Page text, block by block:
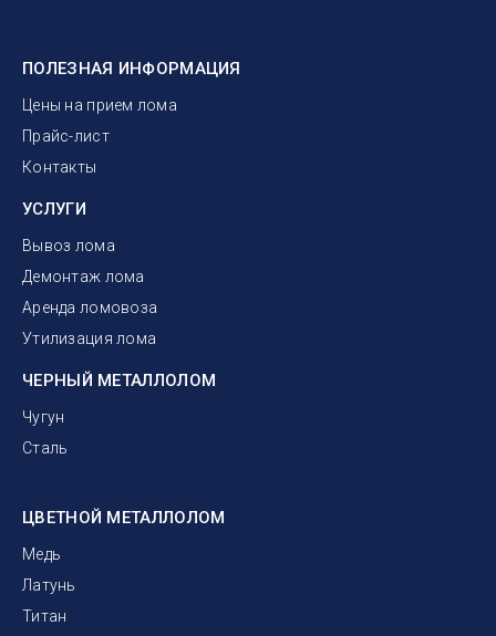
ПОЛЕЗНАЯ ИНФОРМАЦИЯ
Цены на прием лома
Прайс-лист
Контакты
УСЛУГИ
Вывоз лома
Демонтаж лома
Аренда ломовоза
Утилизация лома
ЧЕРНЫЙ МЕТАЛЛОЛОМ
Чугун
Сталь
ЦВЕТНОЙ МЕТАЛЛОЛОМ
Медь
Латунь
Титан